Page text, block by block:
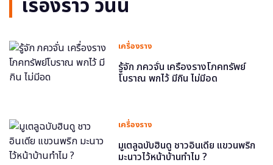
เรื่องราว วันนี้
เครื่องราง
รู้จัก ภควจั่น เครื่องรางโภคทรัพย์
โบราณ พกไว้ มีกิน ไม่มีอด
เครื่องราง
มูเตลูฉบับฮินดู ชาวอินเดีย แขวนพริก
มะนาวไว้หน้าบ้านทำไม ?